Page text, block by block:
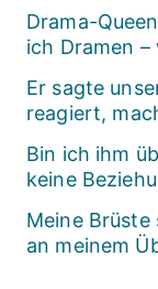
Drama-
ich Dramen –
Er sagte
reagiert,
Bin ich ihm
keine
Meine
an meinem